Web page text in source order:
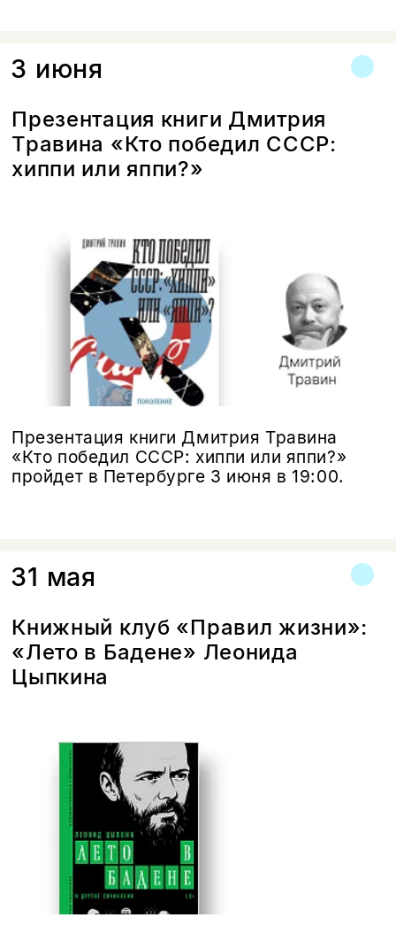
3 июня
Презентация книги Дмитрия
Травина «Кто победил СССР:
хиппи или яппи?»
Презентация книги Дмитрия Травина
«Кто победил СССР: хиппи или яппи?»
пройдет в Петербурге 3 июня в 19:00.
31 мая
Книжный клуб «Правил жизни»:
«Лето в Бадене» Леонида
Цыпкина